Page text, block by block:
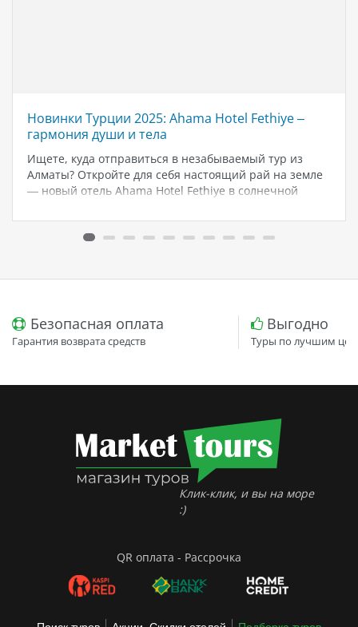
Новинки Турции 2025: Ahama Hotel Fethiye –
гармония души и тела
Ищете, куда отправиться в незабываемый тур из
Алматы? Откройте для себя настоящий рай на земле
— новый отель Ahama Hotel Fethiye в солнечной
заботу о теле и душе, встречает первых гостей уже
Безопасная оплата
Гарантия возврата средств
Выгодно
Туры по лучшим
Клик-клик, и вы на море
:)
QR оплата - Рассрочка